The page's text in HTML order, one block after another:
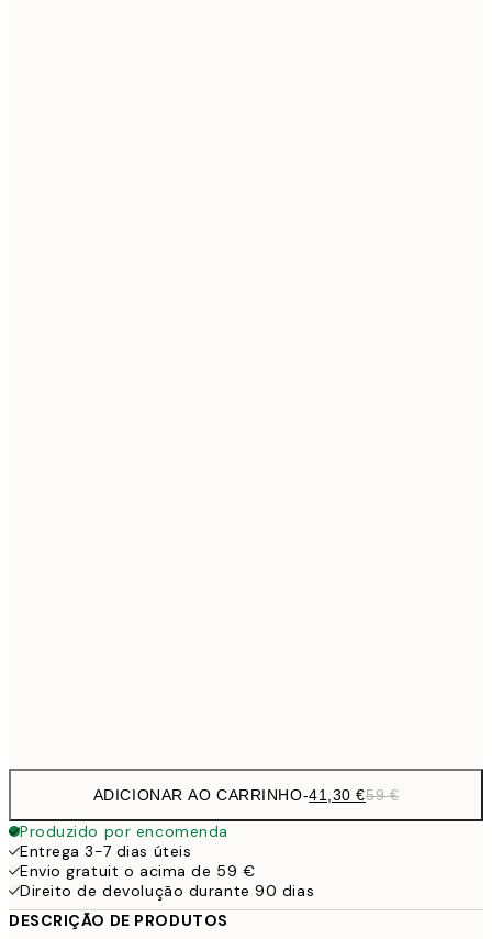
ADICIONAR AO CARRINHO-41,30 €59 €
Produzido por encomenda
Entrega 3-7 dias úteis
Envio gratuit o acima de 59 €
Direito de devolução durante 90 dias
DESCRIÇÃO DE PRODUTOS